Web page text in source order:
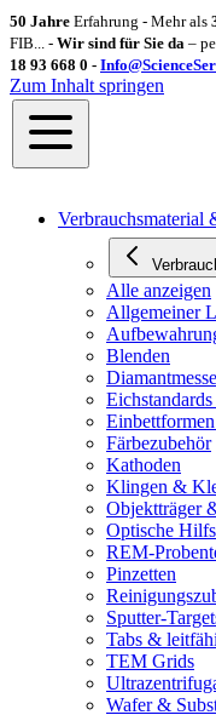
50 Jahre Erfahrung - Mehr als
FIB... - Wir sind für Sie da –
18 93 668 0 -
Zum Inhalt springen
Verbrauchsmaterial
Alle anzeigen
Allgemeiner
Blenden
Färbezubehör
Kathoden
Klingen &
Objektträger
Optische
REM-
Pinzetten
Sputter-
Tabs &
TEM Grids
Wafer &